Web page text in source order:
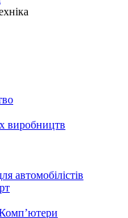
виробництв
автомобілістів
Комп’ютери